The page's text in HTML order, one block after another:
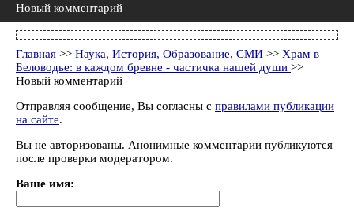
Новый комментарий
Главная >> Наука, История, Образование, СМИ >> Храм в
Беловодье: в каждом бревне - частичка нашей души >>
Новый комментарий
Отправляя сообщение, Вы согласны с правилами публикации
на сайте.
Вы не авторизованы. Анонимные комментарии публикуются
после проверки модератором.
Ваше имя: